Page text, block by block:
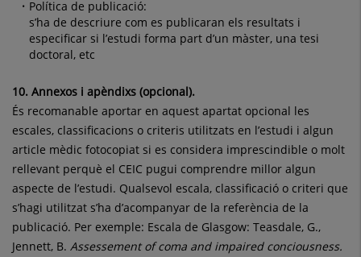
Política de publicació:
s’ha de descriure com es publicaran els resultats i
especificar si l’estudi forma part d’un màster, una tesi
doctoral, etc
10. Annexos i apèndixs (opcional).
És recomanable aportar en aquest apartat opcional les
escales, classificacions o criteris utilitzats en l’estudi i algun
article mèdic fotocopiat si es considera imprescindible o molt
rellevant perquè el CEIC pugui comprendre millor algun
aspecte de l’estudi. Qualsevol escala, classificació o criteri que
s’hagi utilitzat s’ha d’acompanyar de la referència de la
publicació. Per exemple: Escala de Glasgow: Teasdale, G.,
Jennett, B. Assessement of coma and impaired conciousness.